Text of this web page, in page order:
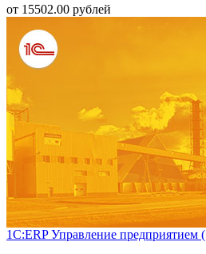
от 15502.00 рублей
1С:ERP Управление предприятием